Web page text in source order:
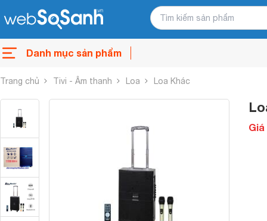
Danh mục sản phẩm
Trang chủ Tivi - Âm thanh Loa Loa Khác
Giá